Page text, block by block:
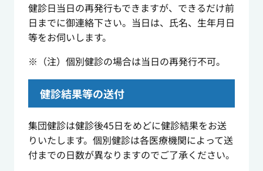
健診日当日の再発行もできますが、できるだけ前
日までに御連絡下さい。当日は、氏名、生年月日
等をお伺いします。
※（注）個別健診の場合は当日の再発行不可。
健診結果等の送付
集団健診は健診後45日をめどに健診結果をお送
りいたします。個別健診は各医療機関によって送
付までの日数が異なりますのでご了承ください。